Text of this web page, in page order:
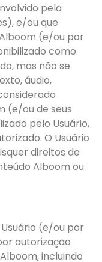
pela
e/ou que
(e/ou por
como
mas não se
áudio,
(e/ou de seus
pelo Usuário,
O Usuário
direitos de
Alboom ou
(e/ou por
autorização
incluindo